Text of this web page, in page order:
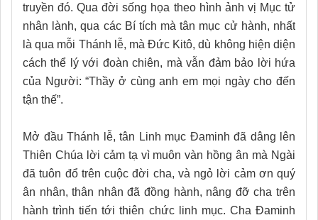
truyền đó. Qua đời sống họa theo hình ảnh vị Mục tử
nhân lành, qua các Bí tích mà tân mục cử hành, nhất
là qua mỗi Thánh lễ, mà Đức Kitô, dù không hiện diện
cách thể lý với đoàn chiên, mà vẫn đảm bảo lời hứa
của Người: “Thầy ở cùng anh em mọi ngày cho đến
tận thế”.
Mở đầu Thánh lễ, tân Linh mục Đaminh đã dâng lên
Thiên Chúa lời cảm tạ vì muôn vàn hồng ân mà Ngài
đã tuôn đổ trên cuộc đời cha, và ngỏ lời cảm ơn quý
ân nhân, thân nhân đã đồng hành, nâng đỡ cha trên
hành trình tiến tới thiên chức linh mục. Cha Đaminh